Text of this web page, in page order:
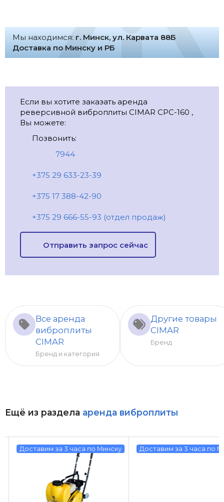
Мы находимся: г. Минск, ул. Карвата 88Б
Доставка по Минску и РБ
Если вы хотите заказать аренда
реверсивной виброплиты CIMAR CPC-160 ,
Вы можете:
Позвонить:
7944
+375 29 633-23-39
+375 17 388-42-90
+375 29 666-55-93 (отдел продаж)
Отправить запрос сейчас
Все аренда
виброплиты
CIMAR
Бренд и категория
Другие товары
CIMAR
Бренд
Ещё из раздела аренда виброплиты
Доставим за 3 часа по Минску Доставим за 3 часа по